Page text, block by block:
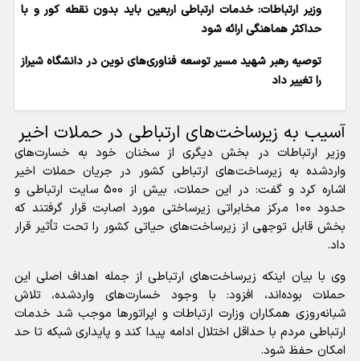
وزیر ارتباطات: خدمات ارتباطی اربعین باید بدون نقطه کور و با
حداکثر هماهنگی ارائه شود
توصیه رهبر شهید مسیر توسعه فناوری‌های نوین در دانشگاه شیراز
را تغییر داد
آسیب به زیرساخت‌های ارتباطی در حملات اخیر
وزیر ارتباطات در بخش دیگری از سخنان خود به خسارت‌های
واردشده به زیرساخت‌های ارتباطی کشور در جریان حملات اخیر
اشاره کرد و گفت: در این حملات، بیش از ۵۰۰ سایت ارتباطی و
حدود ۱۰۰ مرکز مخابراتی زیرساختی مورد اصابت قرار گرفتند که
بخش قابل توجهی از زیرساخت‌های حیاتی کشور را تحت تأثیر قرار
داد.
وی با بیان اینکه زیرساخت‌های ارتباطی از جمله اهداف اصلی این
حملات بوده‌اند، افزود: با وجود خسارت‌های واردشده، تلاش
شبانه‌روزی همکاران وزارت ارتباطات و اپراتور‌ها موجب شد خدمات
ارتباطی مردم با حداقل اختلال ادامه پیدا کند و پایداری شبکه تا حد
امکان حفظ شود.